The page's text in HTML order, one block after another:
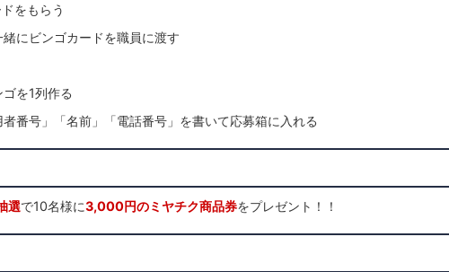
をもらう
にビンゴカードを職員に渡す
を1列作る
番号」「名前」「電話番号」を書いて応募箱に入れる
選で10名様に3,000円のミヤチク商品券をプレゼント！！